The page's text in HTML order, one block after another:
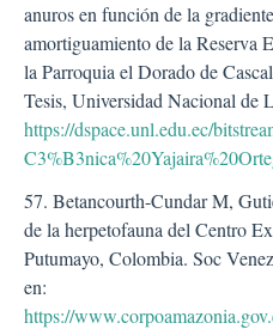
anuros en función de la
amortiguamiento de la Reserva
la Parroquia el Dorado de
Tesis, Universidad Nacional de
https://dspace.unl.edu.ec/
57. Betancourth-Cundar M,
de la herpetofauna del Centro
Putumayo, Colombia. Soc
en:
https://